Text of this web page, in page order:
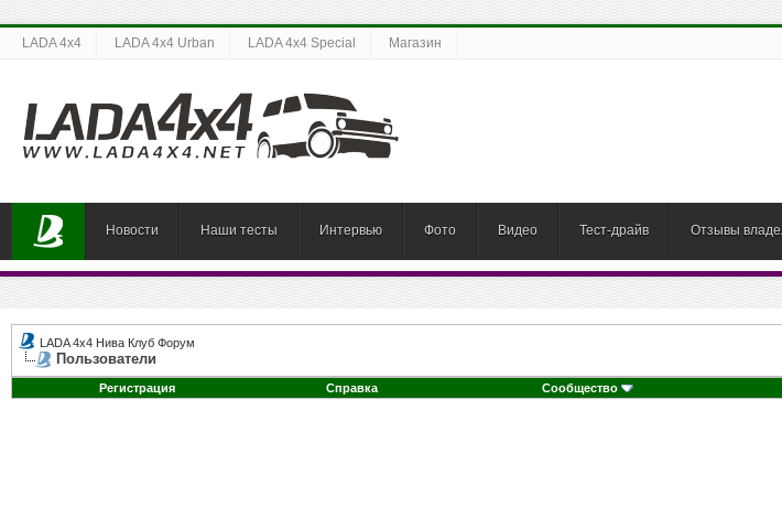
LADA 4x4 LADA 4x4 Urban LADA 4x4 Special Магазин
Новости Наши тесты Интервью Фото Видео Тест-драйв Отзывы
LADA 4x4 Нива Клуб Форум
Пользователи
Регистрация
Справка Сообщество